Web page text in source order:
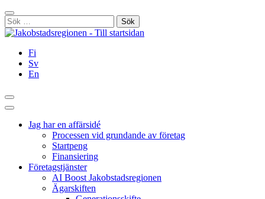
Hoppa
till
innehållet
Stäng
Sök
efter:
Fi
Sv
En
Sök
Huvudmeny
Jag har en affärsidé
Processen vid grundande av företag
Startpeng
Finansiering
Företagstjänster
AI Boost Jakobstadsregionen
Ägarskiften